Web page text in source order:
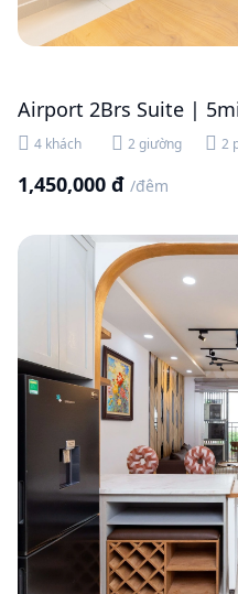
Airport 2Brs Suite |
4 khách 2 giường 2
1,450,000 đ /đêm